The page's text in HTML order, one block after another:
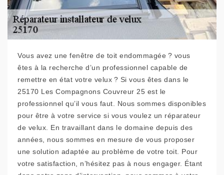
Vous avez une fenêtre de toit endommagée ? vous
êtes à la recherche d’un professionnel capable de
remettre en état votre velux ? Si vous êtes dans le
25170 Les Compagnons Couvreur 25 est le
professionnel qu’il vous faut. Nous sommes disponibles
pour être à votre service si vous voulez un réparateur
de velux. En travaillant dans le domaine depuis des
années, nous sommes en mesure de vous proposer
une solution adaptée au problème de votre toit. Pour
votre satisfaction, n’hésitez pas à nous engager. Étant